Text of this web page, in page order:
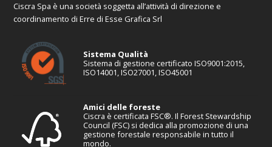
Ciscra Spa è una società soggetta all’attività di direzione e
coordinamento di Erre di Esse Grafica Srl
Sistema Qualità
Sistema di gestione certificato ISO9001:2015,
ISO14001, ISO27001, ISO45001
Amici delle foreste
Ciscra è certificata FSC®. Il Forest Stewardship
Council (FSC) si dedica alla promozione di una
gestione forestale responsabile in tutto il
mondo.